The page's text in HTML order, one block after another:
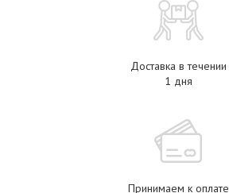
Доставка в течении
1 дня
Принимаем к оплате